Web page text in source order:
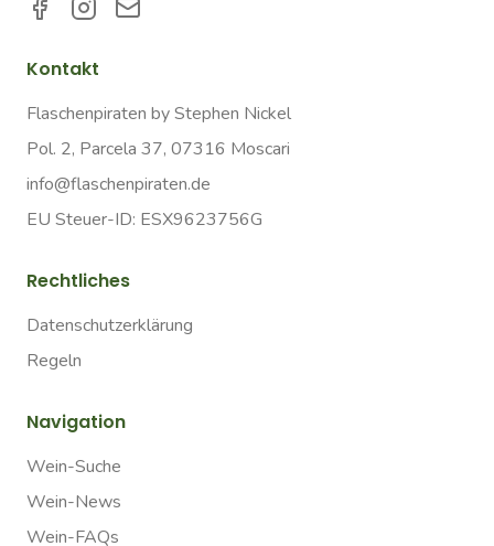
Kontakt
Flaschenpiraten by Stephen Nickel
Pol. 2, Parcela 37, 07316 Moscari
info@flaschenpiraten.de
EU Steuer-ID: ESX9623756G
Rechtliches
Datenschutzerklärung
Regeln
Navigation
Wein-Suche
Wein-News
Wein-FAQs